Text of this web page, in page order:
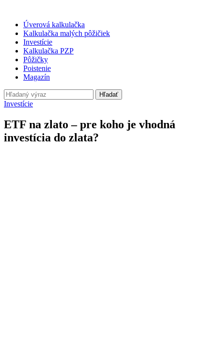
Úverová kalkulačka
Kalkulačka malých pôžičiek
Investície
Kalkulačka PZP
Pôžičky
Poistenie
Magazín
Hľadať
Investície
ETF na zlato – pre koho je vhodná
investícia do zlata?